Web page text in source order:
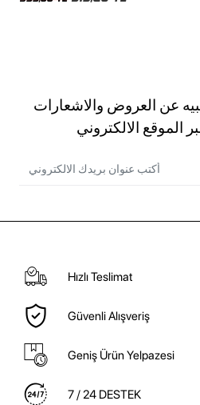
عن العروض والاشعارات
الموقع الالكتروني
Hızlı Teslimat
Güvenli Alışveriş
Geniş Ürün Yelpazesi
7 / 24 DESTEK